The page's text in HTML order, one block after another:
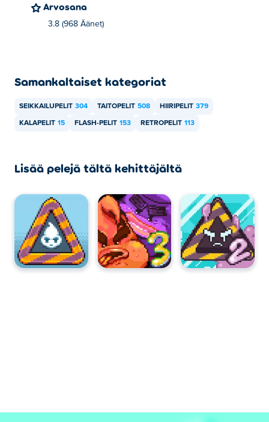
Arvosana
3.8 (968 Äänet)
Samankaltaiset kategoriat
SEIKKAILUPELIT 304 TAITOPELIT 508 HIIRIPELIT 379
KALAPELIT 15 FLASH-PELIT 153 RETROPELIT 113
Lisää pelejä tältä kehittäjältä